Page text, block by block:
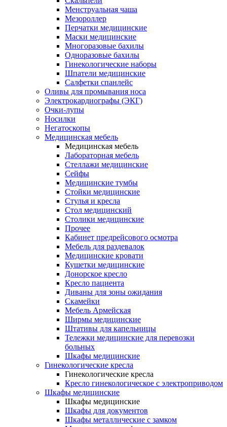
Менструальная чаша
Мезороллер
Перчатки медицинские
Маски медицинские
Многоразовые бахилы
Одноразовые бахилы
Гинекологические наборы
Шпатели медицинские
Салфетки спанлейс
Оливы для промывания носа
Электрокардиографы (ЭКГ)
Очки-лупы
Носилки
Негатоскопы
Медицинская мебель
Медицинская мебель
Лабораторная мебель
Стеллажи медицинские
Сейфы
Медицинские тумбы
Стойки медицинские
Cтулья и кресла
Стол медицинский
Столики медицинские
Прочее
Кабинет предрейсового осмотра
Мебель для раздевалок
Медицинские кровати
Кушетки медицинские
Донорское кресло
Кресло пациента
Диваны для зоны ожидания
Скамейки
Мебель Армейская
Ширмы медицинские
Штативы для капельницы
Тележки медицинские для перевозки
больных
Шкафы медицинские
Гинекологические кресла
Гинекологические кресла
Кресло гинекологическое с электроприводом
Шкафы медицинские
Шкафы медицинские
Шкафы для документов
Шкафы металлические с замком